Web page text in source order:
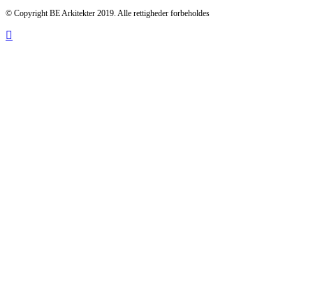
© Copyright BE Arkitekter 2019. Alle rettigheder forbeholdes